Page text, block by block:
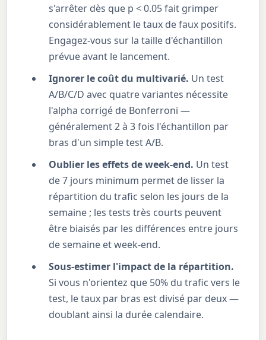
s'arrêter dès que p < 0.05 fait grimper
considérablement le taux de faux positifs.
Engagez-vous sur la taille d'échantillon
prévue avant le lancement.
Ignorer le coût du multivarié. Un test
A/B/C/D avec quatre variantes nécessite
l'alpha corrigé de Bonferroni —
généralement 2 à 3 fois l'échantillon par
bras d'un simple test A/B.
Oublier les effets de week-end. Un test
de 7 jours minimum permet de lisser la
répartition du trafic selon les jours de la
semaine ; les tests très courts peuvent
être biaisés par les différences entre jours
de semaine et week-end.
Sous-estimer l'impact de la répartition.
Si vous n'orientez que 50% du trafic vers le
test, le taux par bras est divisé par deux —
doublant ainsi la durée calendaire.